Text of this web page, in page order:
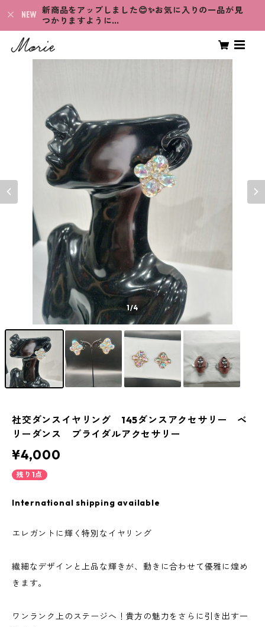
新商品をアップしました😊✨お気に入りの一品が見
つかりますように…
1/4
社交ダンスイヤリング 145ダンスアクセサリー ベ
リーダンス ブライダルアクセサリー
¥4,000
残り1点
International shipping available
エレガントに輝く特別なイヤリング
繊細なデザインと上品な輝きが、動きに合わせて優雅に煌め
きます。
ワンランク上のステージへ！貴方の魅力をさらに引き出す一